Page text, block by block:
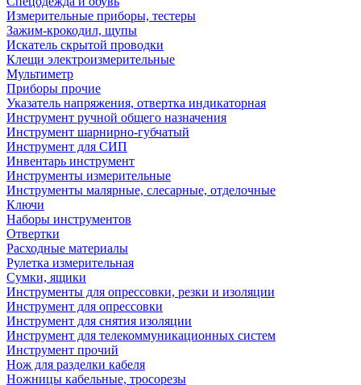
Измерительные приборы, тестеры
Зажим-крокодил, щупы
Искатель скрытой проводки
Клещи электроизмерительные
Мультиметр
Приборы прочие
Указатель напряжения, отвертка индикаторная
Инструмент ручной общего назначения
Инструмент шарнирно-губчатый
Инструмент для СИП
Инвентарь инструмент
Инструменты измерительные
Инструменты малярные, слесарные, отделочные
Ключи
Наборы инструментов
Отвертки
Расходные материалы
Рулетка измерительная
Сумки, ящики
Инструменты для опрессовки, резки и изоляции
Инструмент для опрессовки
Инструмент для снятия изоляции
Инструмент для телекоммуникационных систем
Инструмент прочий
Нож для разделки кабеля
Ножницы кабельные, тросорезы